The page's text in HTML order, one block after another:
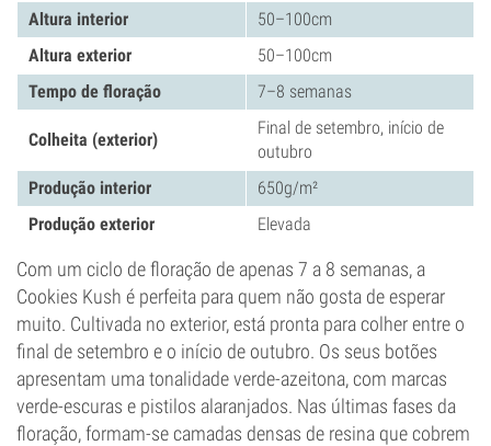
Altura interior
50–100cm
Altura exterior
50–100cm
Tempo de floração
7–8 semanas
Colheita (exterior)
Final de setembro, início de
outubro
Produção interior
650g/m²
Produção exterior
Elevada
Com um ciclo de floração de apenas 7 a 8 semanas, a
Cookies Kush é perfeita para quem não gosta de esperar
muito. Cultivada no exterior, está pronta para colher entre o
final de setembro e o início de outubro. Os seus botões
apresentam uma tonalidade verde-azeitona, com marcas
verde-escuras e pistilos alaranjados. Nas últimas fases da
floração, formam-se camadas densas de resina que cobrem